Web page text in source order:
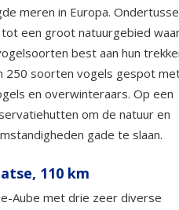
meren in Europa.
een groot natuurgebied
best aan hun
250 soorten vogels gespot
en overwinteraars. Op een
om de natuur en
gade te slaan.
110 km
Aube met drie zeer diverse